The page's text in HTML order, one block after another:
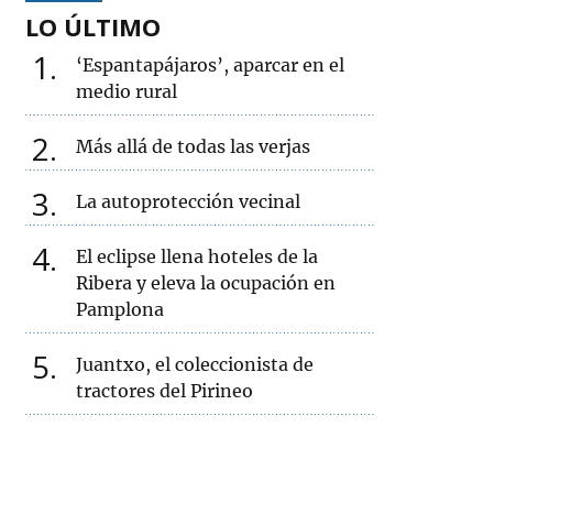
LO ÚLTIMO
1
‘Espantapájaros’, aparcar en el
medio rural
2 Más allá de todas las verjas
3 La autoprotección vecinal
4
El eclipse llena hoteles de la
Ribera y eleva la ocupación en
Pamplona
5
Juantxo, el coleccionista de
tractores del Pirineo